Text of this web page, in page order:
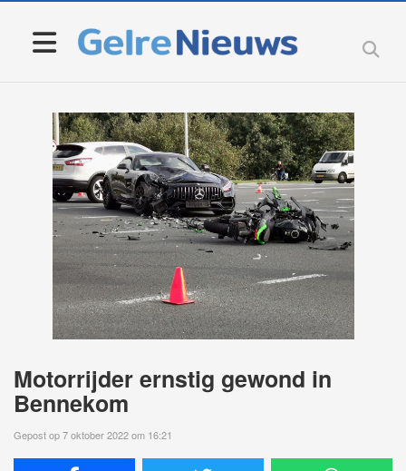
Motorrijder ernstig gewond in
Bennekom
Gepost op 7 oktober 2022 om 16:21